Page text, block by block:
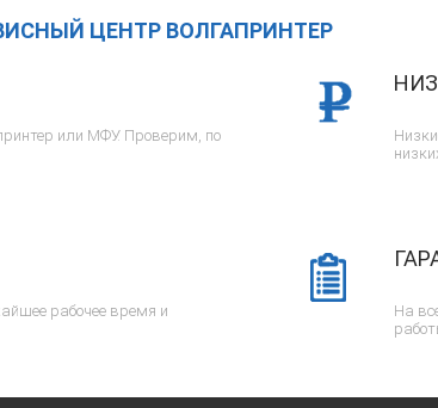
ЦЕНТР ВОЛГАПРИНТЕР
или МФУ. Проверим, по
рабочее время и
На